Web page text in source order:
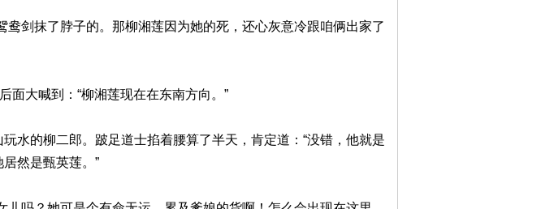
剑抹了脖子的。那柳湘莲因为她的死，还心灰意冷跟咱俩出家了
面大喊到：“柳湘莲现在在东南方向。”
水的柳二郎。跛足道士掐着腰算了半天，肯定道：“没错，他就是
然是甄英莲。”